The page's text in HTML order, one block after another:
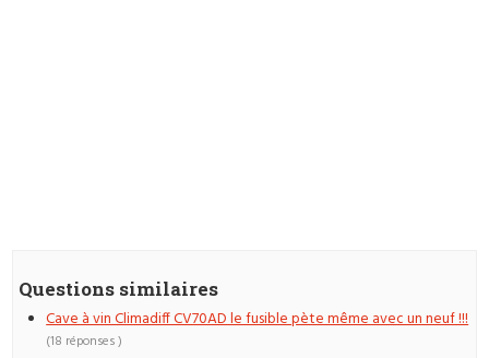
Questions similaires
Cave à vin Climadiff CV70AD le fusible pète même avec un neuf !!!
(18 réponses )